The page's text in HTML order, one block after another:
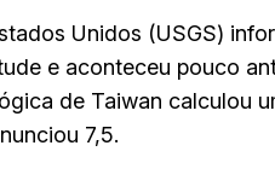
Unidos (USGS)
e aconteceu pouco
de Taiwan calculou
7,5.